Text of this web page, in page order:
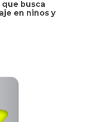
que busca
en niños y